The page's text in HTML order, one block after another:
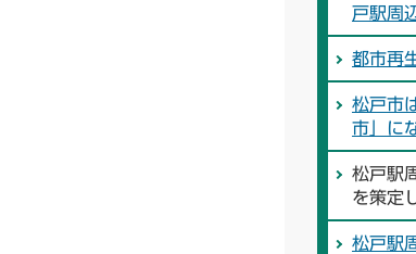
戸駅周
都市再
松戸市
市」に
松戸駅
を策定
松戸駅